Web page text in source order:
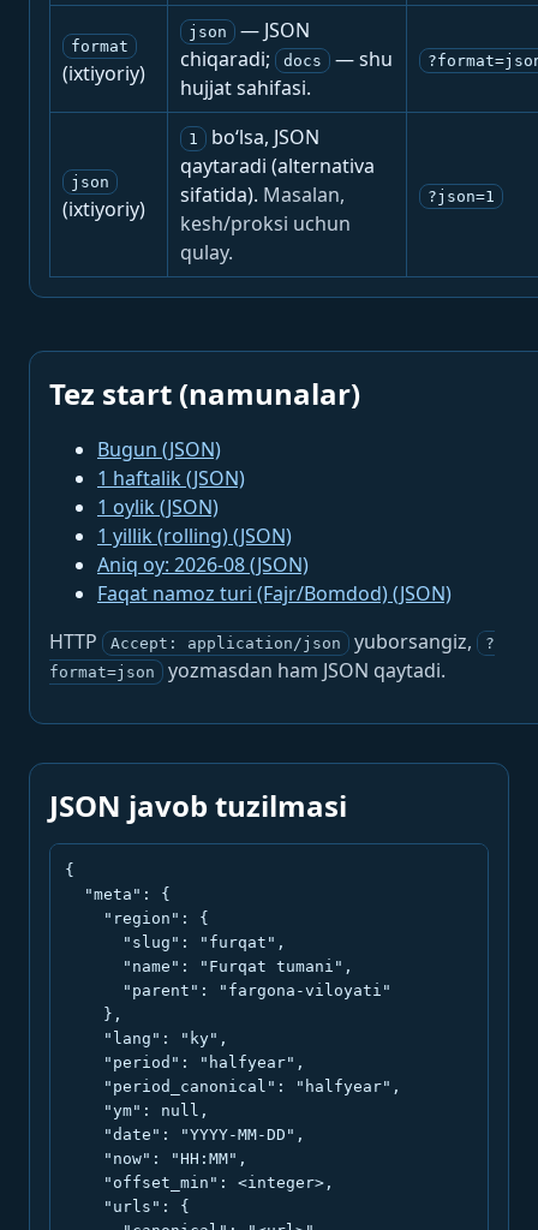
format
(ixtiyoriy)
json
— JSON
chiqaradi;
docs
— shu
hujjat sahifasi.
json
(ixtiyoriy)
1
bo‘lsa, JSON
qaytaradi (alternativa
sifatida). Masalan,
kesh/proksi uchun
qulay.
?json=1
Tez start (namunalar)
Bugun (JSON)
1 haftalik (JSON)
1 oylik (JSON)
1 yillik (rolling) (JSON)
Aniq oy: 2026-08 (JSON)
Faqat namoz turi (Fajr/Bomdod) (JSON)
HTTP
Accept: application/json yuborsangiz,
?
format=json
yozmasdan ham JSON qaytadi.
JSON javob tuzilmasi
{
  "meta": {
    "region": {
      "slug": "furqat",
      "name": "Furqat tumani",
      "parent": "fargona-viloyati"
    },
    "lang": "ky",
    "period": "halfyear",
    "period_canonical": "halfyear",
    "ym": null,
    "date": "YYYY-MM-DD",
    "now": "HH:MM",
    "offset_min": <integer>,
    "urls": {